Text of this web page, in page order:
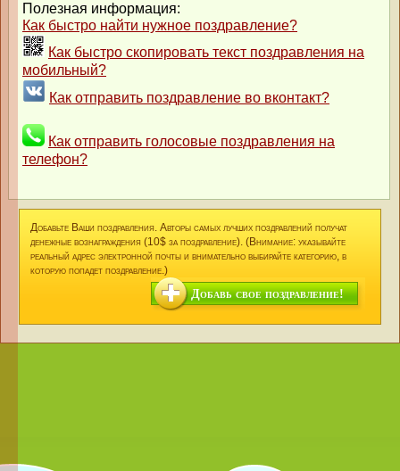
Полезная информация:
Как быстро найти нужное поздравление?
Как быстро скопировать текст поздравления на
мобильный?
Как отправить поздравление во вконтакт?
Как отправить голосовые поздравления на
телефон?
Добавьте Ваши поздравления. Авторы самых лучших поздравлений получат
денежные вознаграждения (10$ за поздравление). (Внимание: указывайте
реальный адрес электронной почты и внимательно выбирайте категорию, в
которую попадет поздравление.)
Добавь свое поздравление!